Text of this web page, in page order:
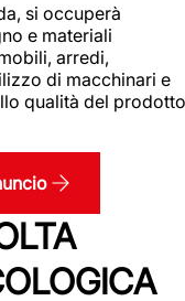
si occuperà
e materiali
arredi,
di macchinari e
qualità del prodotto